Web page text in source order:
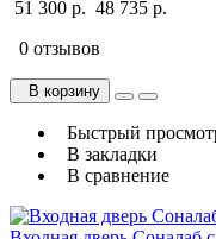
51 300 р. 48 735 р.
0 отзывов
В корзину
Быстрый
В закладки
В сравнение